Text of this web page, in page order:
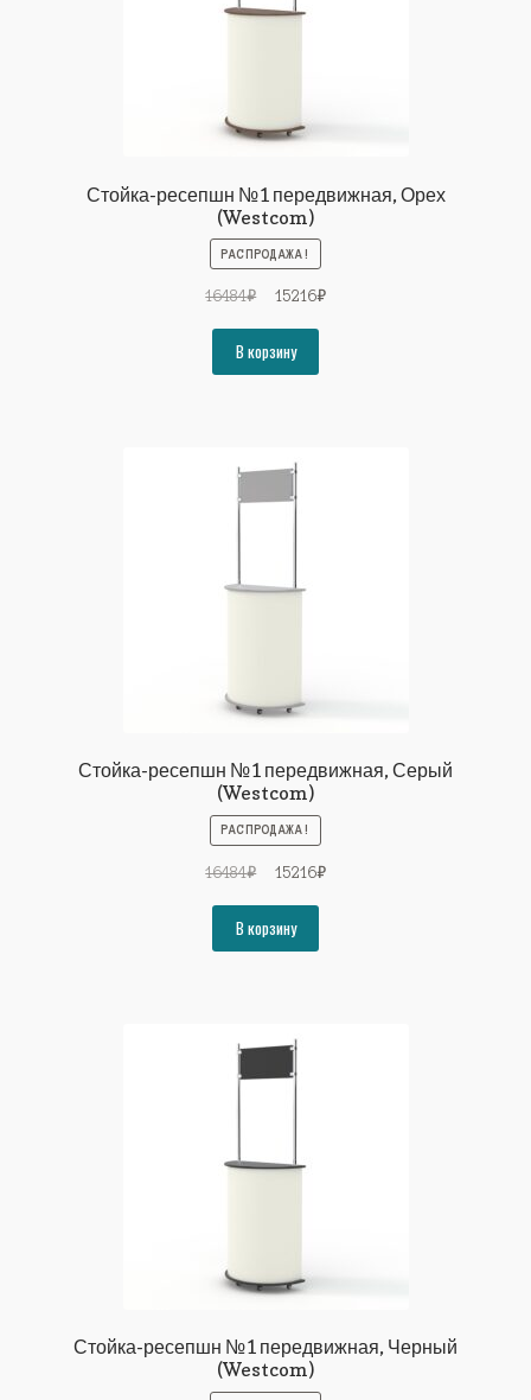
Стойка-ресепшн №1 передвижная, Орех
(Westcom)
РАСПРОДАЖА!
16484₽
Первоначальная
составляла
16484₽.
15216₽Текущая
В корзину
Стойка-ресепшн №1 передвижная, Серый
(Westcom)
РАСПРОДАЖА!
16484₽
Первоначальная
составляла
16484₽.
15216₽Текущая
В корзину
Стойка-ресепшн №1 передвижная, Черный
(Westcom)